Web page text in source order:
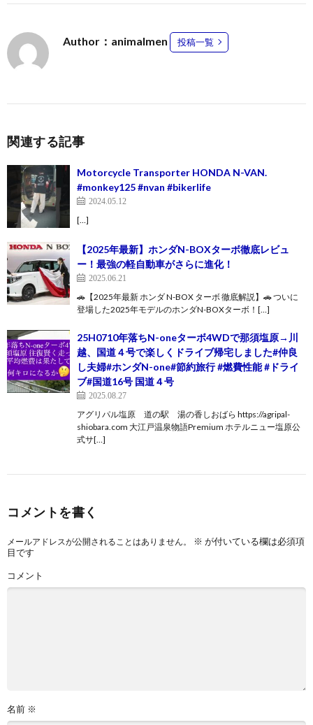
Author：animalmen 投稿一覧
関連する記事
Motorcycle Transporter HONDA N-VAN.
#monkey125 #nvan #bikerlife
2024.05.12
[…]
【2025年最新】ホンダN-BOXターボ徹底レビュ
ー！最強の軽自動車がさらに進化！
2025.06.21
🚗【2025年最新 ホンダ N-BOX ターボ 徹底解説】🚗 ついに
登場した2025年モデルのホンダN-BOXターボ！[…]
25H0710年落ちN-oneターボ4WDで那須塩原→川
越、国道４号で楽しくドライブ帰宅しました#仲良
し夫婦#ホンダN-one#節約旅行 #燃費性能 #ドライ
ブ#国道16号 国道４号
2025.08.27
アグリパル塩原 道の駅 湯の香しおばら https://agripal-
shiobara.com 大江戸温泉物語Premium ホテルニュー塩原公
式サ[…]
コメントを書く
メールアドレスが公開されることはありません。 ※ が付いている欄は必須項
目です
コメント
名前 ※